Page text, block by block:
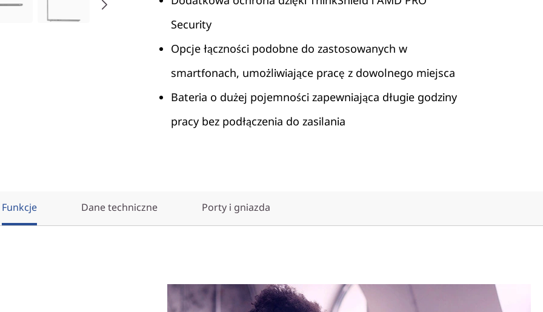
Security
Opcje łączności podobne do zastosowanych w
smartfonach, umożliwiające pracę z dowolnego miejsca
Bateria o dużej pojemności zapewniająca długie godziny
pracy bez podłączenia do zasilania
Funkcje Dane techniczne Porty i gniazda